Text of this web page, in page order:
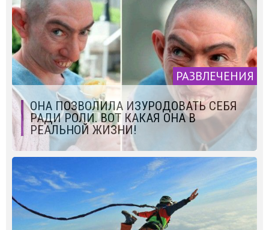
РАЗВЛЕЧЕНИЯ
ОНА ПОЗВОЛИЛА ИЗУРОДОВАТЬ СЕБЯ
РАДИ РОЛИ. ВОТ КАКАЯ ОНА В
РЕАЛЬНОЙ ЖИЗНИ!